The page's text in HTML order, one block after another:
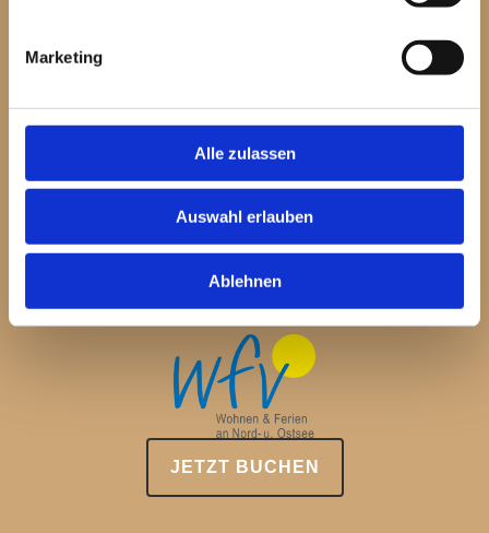
Marketing
Alle zulassen
Auswahl erlauben
Ablehnen
KONTAKT
Ferienwohnungen im Strandhaus
Kaapdelle 22
26757 Nordseeheilbad Borkum
JETZT BUCHEN